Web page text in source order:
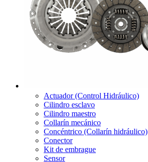
Actuador (Control Hidráulico)
Cilindro esclavo
Cilindro maestro
Collarín mecánico
Concéntrico (Collarín hidráulico)
Conector
Kit de embrague
Sensor